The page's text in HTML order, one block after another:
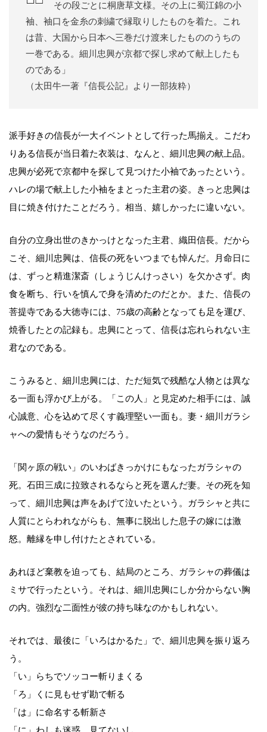
その段ごとに桐唐草文様。その上に蜀江錦の小
袖、袖口を金糸の刺繍で縁取りしたものを着た。これ
は昔、大国から日本へ三巻だけ渡来したもののうちの
一巻である。細川忠興が京都で探し求めて献上したも
のである」
（太田牛一著『信長公記』より一部抜粋）
派手好きの信長が一大イベントとして行った馬揃え。こだわ
りある信長が当日着た衣装は、なんと、細川忠興の献上品。
忠興が必死で京都中を探して見つけた小袖であったという。
ハレの場で献上した小袖をまとった主君の姿。きっと忠興は
目に焼き付けたことだろう。相当、嬉しかったに違いない。
自分の立身出世のきかっけとなった主君、織田信長。だから
こそ、細川忠興は、信長の死をいつまでも悼んだ。月命日に
は、ずっと精進潔斎（しょうじんけっさい）を欠かさず。肉
食を断ち、行いを慎んで身を清めたのだとか。また、信長の
菩提寺である大徳寺には、75歳の高齢となっても足を運び、
焼香したとの記録も。忠興にとって、信長は忘れられない主
君なのである。
こうみると、細川忠興には、ただ短気で残酷な人物とは異な
る一面も浮かび上がる。「この人」と見定めた相手には、誠
心誠意、心を込めて尽くす義理堅い一面も。妻・細川ガラシ
ャへの愛情もそうなのだろう。
「関ヶ原の戦い」のいわばきっかけにもなったガラシャの
死。石田三成に拉致されるならと死を選んだ妻。その死を知
って、細川忠興は声をあげて泣いたという。ガラシャと共に
人質にとらわれながらも、無事に脱出した息子の嫁には激
怒。離縁を申し付けたとされている。
あれほど棄教を迫っても、結局のところ、ガラシャの葬儀は
ミサで行ったという。それは、細川忠興にしか分からない胸
の内。強烈な二面性が彼の持ち味なのかもしれない。
それでは、最後に「いろはかるた」で、細川忠興を振り返ろ
う。
「い」らちでソッコー斬りまくる
「ろ」くに見もせず勘で斬る
「は」に命名する斬新さ